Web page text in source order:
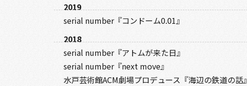
2019
serial number『コンドーム0.01』
2018
serial number『アトムが来た日』
serial number『next move』
水戸芸術館ACM劇場プロデュース『海辺の鉄道の話』